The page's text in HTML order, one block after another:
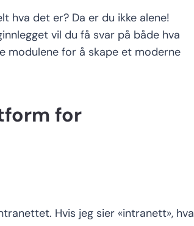
hva det er? Da er du ikke alene!
innlegget vil du få svar på både hva
modulenefor å skape et moderne
for
Hvis jeg sier «intranett», hva